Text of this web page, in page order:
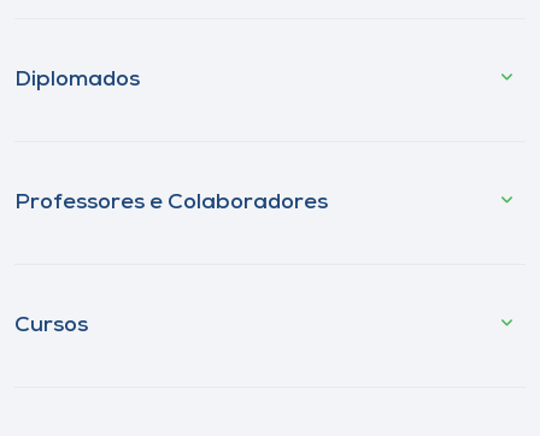
Diplomados
Professores e Colaboradores
Cursos